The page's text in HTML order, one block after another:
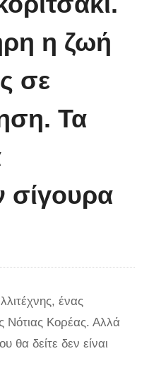
η ζωή
σε
Τα
σίγουρα
ένας
Νότιας Κορέας. Αλλά
θα δείτε δεν είναι